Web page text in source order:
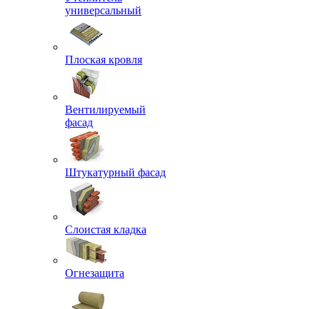
универсальный
Плоская кровля
Вентилируемый
фасад
Штукатурный фасад
Слоистая кладка
Огнезащита